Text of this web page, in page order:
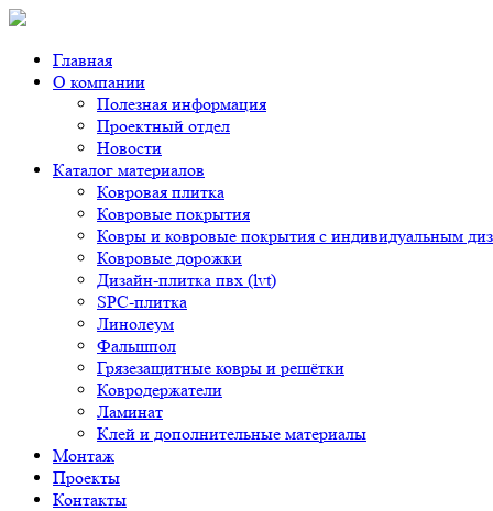
Главная
О компании
Полезная информация
Проектный отдел
Новости
Каталог материалов
Ковровая плитка
Ковровые покрытия
Ковры и ковровые покрытия с индивидуальным
Ковровые дорожки
Дизайн-плитка пвх (lvt)
SPC-плитка
Линолеум
Фальшпол
Грязезащитные ковры и решётки
Ковродержатели
Ламинат
Клей и дополнительные материалы
Монтаж
Проекты
Контакты